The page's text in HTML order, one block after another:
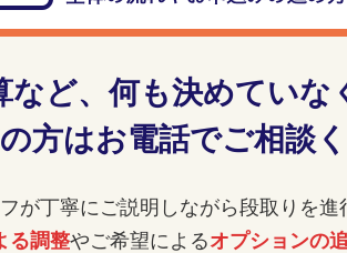
など、何も決めていな
方はお電話でご相談く
が丁寧にご説明しながら段取りを進
る調整やご希望によるオプションの